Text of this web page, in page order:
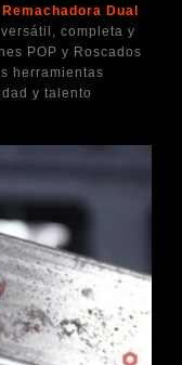
Remachadora Dual
completa y
POP y Roscados
herramientas
y talento